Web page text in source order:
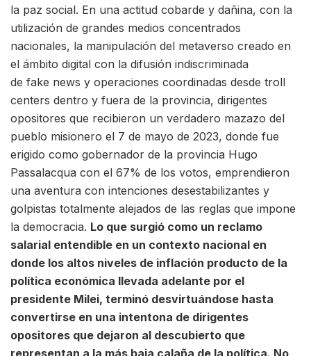
la paz social. En una actitud cobarde y dañina, con la
utilización de grandes medios concentrados
nacionales, la manipulación del metaverso creado en
el ámbito digital con la difusión indiscriminada
de fake news y operaciones coordinadas desde troll
centers dentro y fuera de la provincia, dirigentes
opositores que recibieron un verdadero mazazo del
pueblo misionero el 7 de mayo de 2023, donde fue
erigido como gobernador de la provincia Hugo
Passalacqua con el 67% de los votos, emprendieron
una aventura con intenciones desestabilizantes y
golpistas totalmente alejados de las reglas que impone
la democracia. Lo que surgió como un reclamo
salarial entendible en un contexto nacional en
donde los altos niveles de inflación producto de la
política económica llevada adelante por el
presidente Milei, terminó desvirtuándose hasta
convertirse en una intentona de dirigentes
opositores que dejaron al descubierto que
representan a la más baja calaña de la política. No